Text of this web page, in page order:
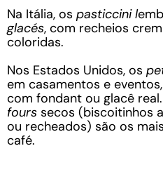
Na Itália, os pasticcini l
glacés, com recheios
coloridas.
Nos Estados Unidos, os
em casamentos e
com fondant ou glacê
fours secos (biscoitinhos
ou recheados) são os
café.